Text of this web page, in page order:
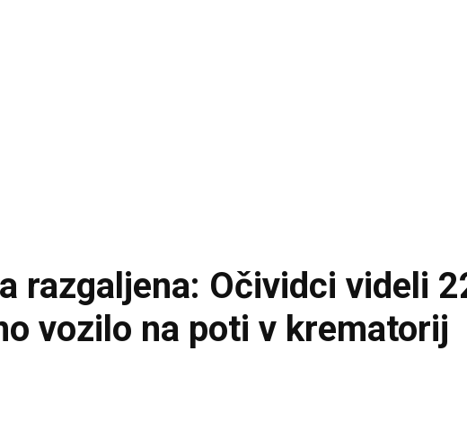
razgaljena: Očividci videli
vozilo na poti v krematorij